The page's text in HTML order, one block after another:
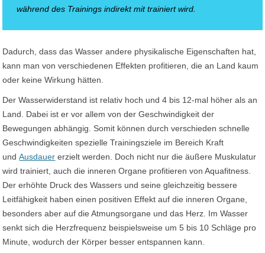
während des Trainings indirekt mit trainiert wird.
Dadurch, dass das Wasser andere physikalische Eigenschaften hat,
kann man von verschiedenen Effekten profitieren, die an Land kaum
oder keine Wirkung hätten.
Der Wasserwiderstand ist relativ hoch und 4 bis 12-mal höher als an
Land. Dabei ist er vor allem von der Geschwindigkeit der
Bewegungen abhängig. Somit können durch verschieden schnelle
Geschwindigkeiten spezielle Trainingsziele im Bereich Kraft
undAusdauer erzielt werden. Doch nicht nur die äußere Muskulatur
wird trainiert, auch die inneren Organe profitieren von Aquafitness.
Der erhöhte Druck des Wassers und seine gleichzeitig bessere
Leitfähigkeit haben einen positiven Effekt auf die inneren Organe,
besonders aber auf die Atmungsorgane und das Herz. Im Wasser
senkt sich die Herzfrequenz beispielsweise um 5 bis 10 Schläge pro
Minute, wodurch der Körper besser entspannen kann.